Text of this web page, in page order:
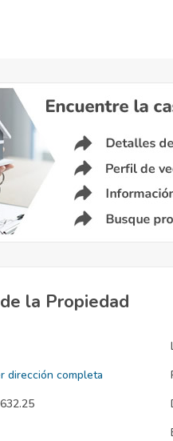
la Propiedad
dirección completa